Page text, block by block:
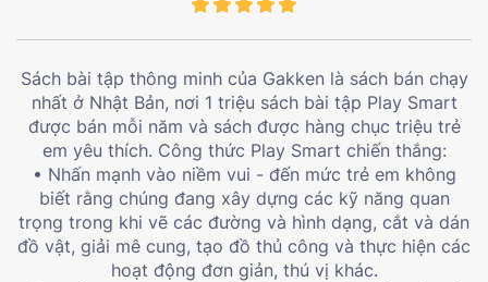
Sách bài tập thông minh của Gakken là sách bán chạy
nhất ở Nhật Bản, nơi 1 triệu sách bài tập Play Smart
được bán mỗi năm và sách được hàng chục triệu trẻ
em yêu thích. Công thức Play Smart chiến thắng:
• Nhấn mạnh vào niềm vui - đến mức trẻ em không
biết rằng chúng đang xây dựng các kỹ năng quan
trọng trong khi vẽ các đường và hình dạng, cắt và dán
đồ vật, giải mê cung, tạo đồ thủ công và thực hiện các
hoạt động đơn giản, thú vị khác.